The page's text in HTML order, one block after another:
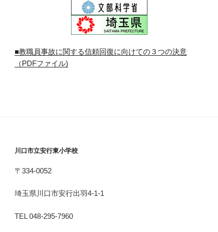
■教職員事故に関する信頼回復に向けての３つの決意
（PDFファイル)
川口市立安行東小学校
〒334-0052
埼玉県川口市安行出羽4-1-1
TEL 048-295-7960